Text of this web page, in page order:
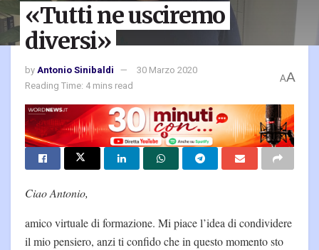
«Tutti ne usciremo
diversi»
byAntonio Sinibaldi
30 Marzo 2020
Reading Time: 4 mins read
AA
Ciao Antonio,
amico virtuale di formazione. Mi piace l’idea di condividere
il mio pensiero, anzi ti confido che in questo momento sto